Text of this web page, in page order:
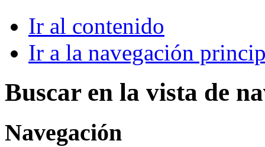
Ir al contenido
Ir a la navegación
Buscar en la vista de
Navegación